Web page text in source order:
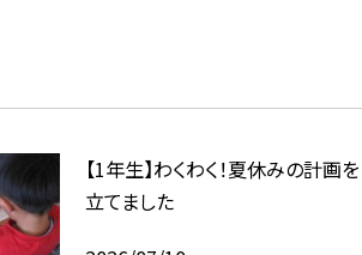
【1年生】わくわく！夏休みの計画を
立てました